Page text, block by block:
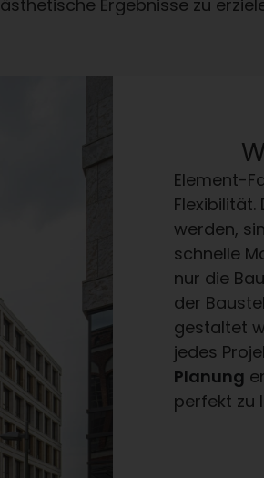
ästhetische Ergebnisse zu
Element-
werden,
schnelle
nur die
der
gestaltet
jedes
Planung
perfekt zu